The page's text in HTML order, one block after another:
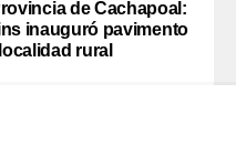
de Cachapoal:
inauguró pavimento
rural